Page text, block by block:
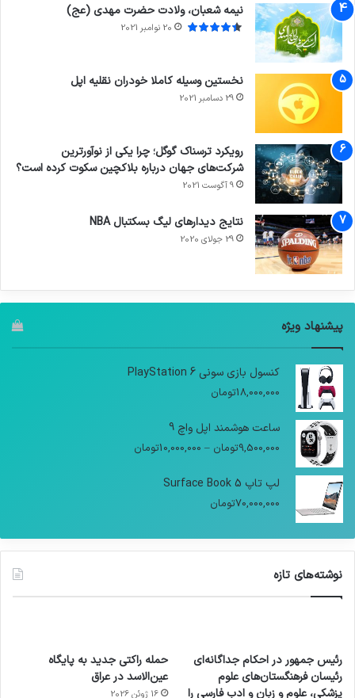
نیمه شعبان، ولادت حضرت مهدی (عج)
20 نوامبر 2021
نخستین وسیله کاملا خودران نقلیه اپل
29 دسامبر 2021
رویکرد ترسناک گوگل؛ چرا یکی از نوآورترین
شرکت‌های جهان درباره بلاکچین سکوت کرده است؟
9 آگوست 2021
نتایج دیدار‌های لیگ بسکتبال NBA
29 جولای 2020
پیشنهاد ویژه
کنسول بازی سونی PlayStation 6
18,000,000تومان
ساعت هوشمند اپل واچ 9
9,500,000تومان –
10,000,000تومان
لپ تاپ Surface Book 5
70,000,000تومان
نوشته‌های تازه
رئیس جمهور در احکام جداگانه‌ای
رئیسان فرهنگستان‌های علوم
پزشکی، علوم و زبان و ادب فارسی را
حمله راکتی جدید به پایگاه
عین‌الاسد در عراق
16 ژوئن 2026